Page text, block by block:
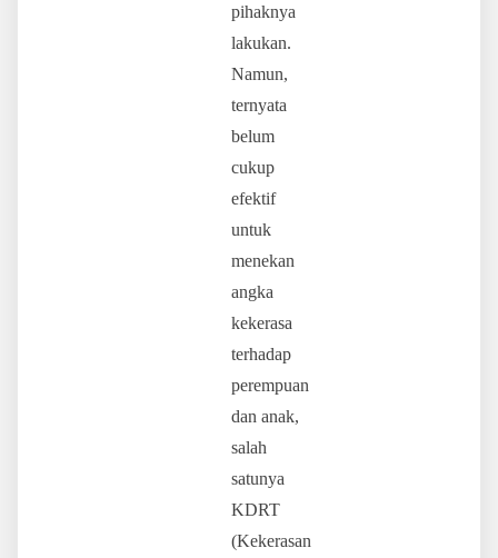
pihaknya
lakukan.
Namun,
ternyata
belum
cukup
efektif
untuk
menekan
angka
kekerasa
terhadap
perempuan
dan anak,
salah
satunya
KDRT
(Kekerasan